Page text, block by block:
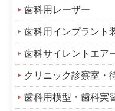
歯科用レーザー
歯科用インプラント
歯科サイレントエア
クリニック診察室・
歯科用模型・歯科実